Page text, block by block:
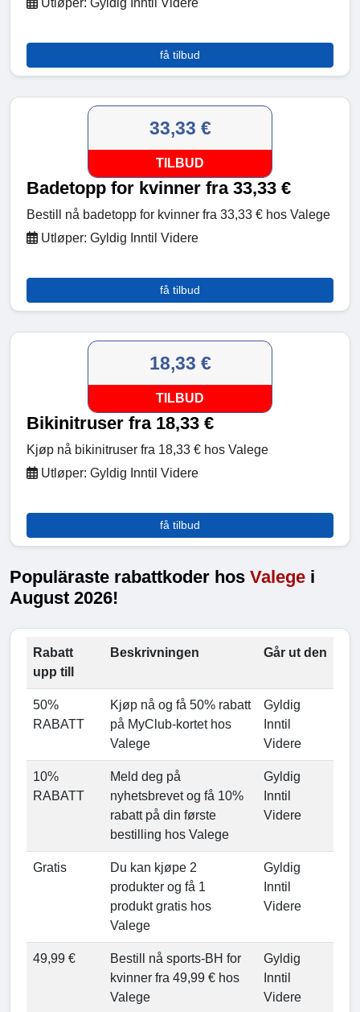
Utløper: Gyldig Inntil Videre
få tilbud
33,33 €
TILBUD
Badetopp for kvinner fra 33,33 €
Bestill nå badetopp for kvinner fra 33,33 € hos Valege
Utløper: Gyldig Inntil Videre
få tilbud
18,33 €
TILBUD
Bikinitruser fra 18,33 €
Kjøp nå bikinitruser fra 18,33 € hos Valege
Utløper: Gyldig Inntil Videre
få tilbud
Populäraste rabattkoder hos Valege i
August 2026!
Rabatt
upp till
Beskrivningen Går ut den
50%
RABATT
Kjøp nå og få 50% rabatt
på MyClub-kortet hos
Valege
Gyldig
Inntil
Videre
10%
RABATT
Meld deg på
nyhetsbrevet og få 10%
rabatt på din første
bestilling hos Valege
Gyldig
Inntil
Videre
Gratis
Du kan kjøpe 2
produkter og få 1
produkt gratis hos
Valege
Gyldig
Inntil
Videre
49,99 €
Bestill nå sports-BH for
kvinner fra 49,99 € hos
Valege
Gyldig
Inntil
Videre